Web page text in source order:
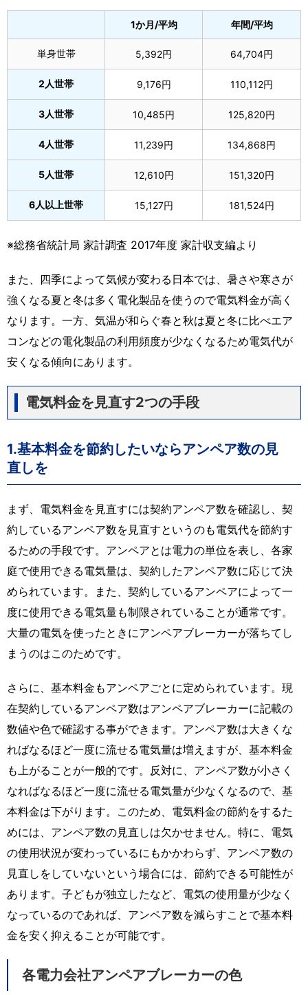
1か月/平均 年間/平均
単身世帯 5,392円 64,704円
2人世帯 9,176円 110,112円
3人世帯 10,485円 125,820円
4人世帯 11,239円 134,868円
5人世帯 12,610円 151,320円
6人以上世帯 15,127円 181,524円
※総務省統計局 家計調査 2017年度 家計収支編より
また、四季によって気候が変わる日本では、暑さや寒さが
強くなる夏と冬は多く電化製品を使うので電気料金が高く
なります。一方、気温が和らぐ春と秋は夏と冬に比べエア
コンなどの電化製品の利用頻度が少なくなるため電気代が
安くなる傾向にあります。
電気料金を見直す2つの手段
1.基本料金を節約したいならアンペア数の見
直しを
まず、電気料金を見直すには契約アンペア数を確認し、契
約しているアンペア数を見直すというのも電気代を節約す
るための手段です。アンペアとは電力の単位を表し、各家
庭で使用できる電気量は、契約したアンペア数に応じて決
められています。また、契約しているアンペアによって一
度に使用できる電気量も制限されていることが通常です。
大量の電気を使ったときにアンペアブレーカーが落ちてし
まうのはこのためです。
さらに、基本料金もアンペアごとに定められています。現
在契約しているアンペア数はアンペアブレーカーに記載の
数値や色で確認する事ができます。アンペア数は大きくな
ればなるほど一度に流せる電気量は増えますが、基本料金
も上がることが一般的です。反対に、アンペア数が小さく
なればなるほど一度に流せる電気量が少なくなるので、基
本料金は下がります。このため、電気料金の節約をするた
めには、アンペア数の見直しは欠かせません。特に、電気
の使用状況が変わっているにもかかわらず、アンペア数の
見直しをしていないという場合には、節約できる可能性が
あります。子どもが独立したなど、電気の使用量が少なく
なっているのであれば、アンペア数を減らすことで基本料
金を安く抑えることが可能です。
各電力会社アンペアブレーカーの色